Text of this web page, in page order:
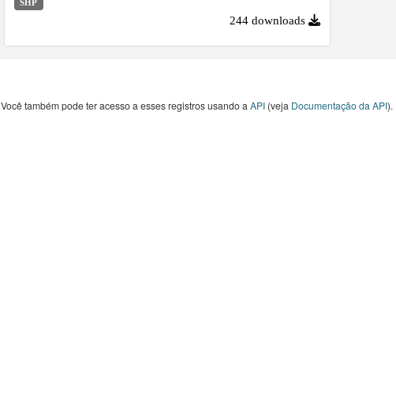
da gestão.
SHP
244 downloads
Você também pode ter acesso a esses registros usando a API (veja Documentação da API).